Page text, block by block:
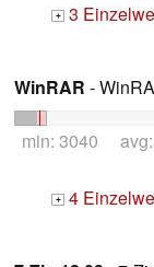
+ 3
WinRAR -
min: 3040
+ 4